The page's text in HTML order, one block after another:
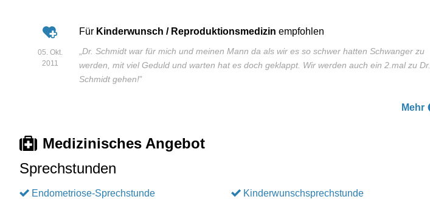
05. Okt.
2011
Für Kinderwunsch / Reproduktionsmedizin empfohlen
„Dr. Schmidt war für mich und meinen Mann da als wir es so schwer hatten Schwanger zu
werden, mit viel Geduld und warten hat es doch geklappt. Wir werden auch ein 2.mal zu Dr.
Schmidt gehen!”
Mehr
Medizinisches Angebot
Sprechstunden
Endometriose-Sprechstunde Kinderwunschsprechstunde